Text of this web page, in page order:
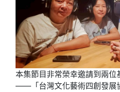
本集節目非常榮幸邀請到兩位
——「台灣文化藝術四創發展